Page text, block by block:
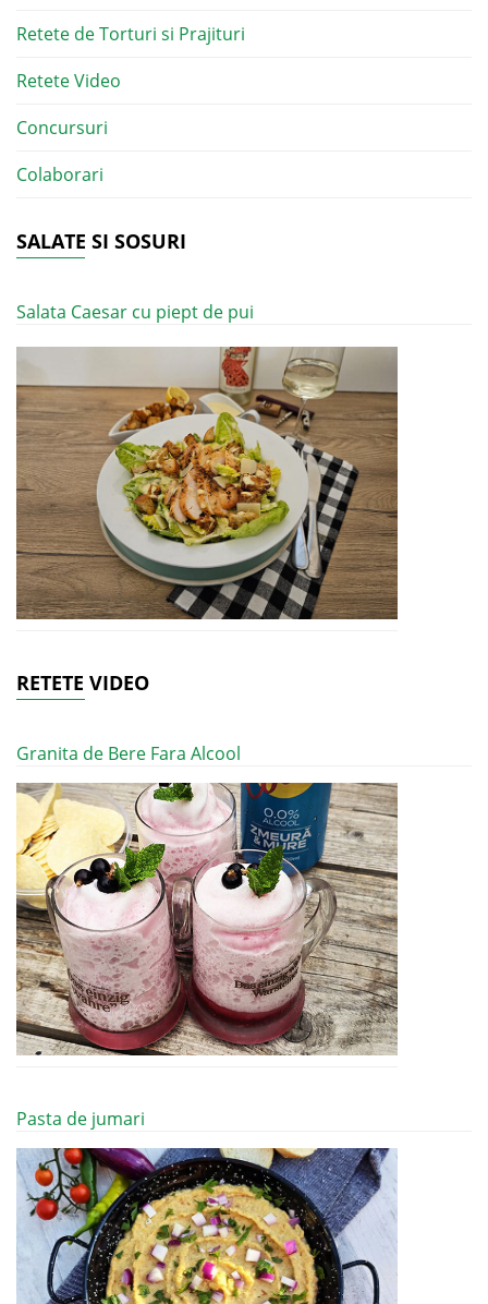
Retete de Torturi si Prajituri
Retete Video
Concursuri
Colaborari
SALATE SI SOSURI
Salata Caesar cu piept de pui
RETETE VIDEO
Granita de Bere Fara Alcool
Pasta de jumari